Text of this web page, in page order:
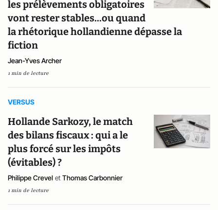
les prélèvements obligatoires
vont rester stables...ou quand
la rhétorique hollandienne dépasse la
fiction
Jean-Yves Archer
1 min de lecture
VERSUS
Hollande Sarkozy, le match
des bilans fiscaux : qui a le
plus forcé sur les impôts
(évitables) ?
Philippe Crevel et Thomas Carbonnier
1 min de lecture